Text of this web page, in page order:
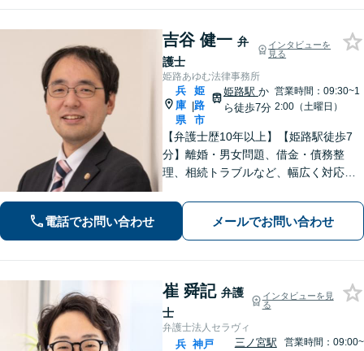
吉谷 健一 弁
護士
インタビューを
見る
姫路あゆむ法律事務所
兵
庫
県
|
姫
路
市
姫路駅 か
ら徒歩7分
営業時間：09:30~1
2:00（土曜日）
【弁護士歴10年以上】【姫路駅徒歩7
分】離婚・男女問題、借金・債務整
理、相続トラブルなど、幅広く対応可
すい説明を心がけています。依頼者さ
まの置かれている状況と希望に沿った
最善の解決を目指します。
電話でお問い合わせ メールでお問い合わせ
崔 舜記 弁護
士
インタビューを見
る
弁護士法人セラヴィ
兵 神戸
三ノ宮駅
営業時間：09:00~